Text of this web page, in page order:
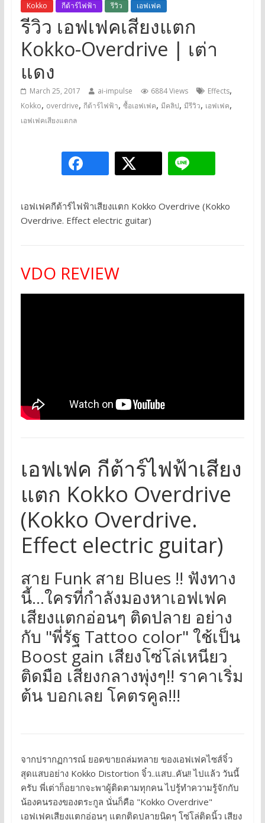
Kokko กีต้าร์ไฟฟ้า รีวิว เอฟเฟค
รีวิว เอฟเฟคเสียงแตก
Kokko-Overdrive | เต่า
แดง
March 25, 2017 ai-impulse 6884 Views Effects,
Kokko, overdrive, กีต้าร์ไฟฟ้า, ซื้อเอฟเฟค, มีคลิป, มีรีวิว, เอฟเฟค,
เอฟเฟคเสียงแตกล
เอฟเฟคกีต้าร์ไฟฟ้าเสียงแตก Kokko Overdrive (Kokko
Overdrive. Effect electric guitar)
VDO REVIEW
เอฟเฟค กีต้าร์ไฟฟ้าเสียง
แตก Kokko Overdrive
(Kokko Overdrive.
Effect electric guitar)
สาย Funk สาย Blues !! ฟังทาง
นี้...ใครที่กำลังมองหาเอฟเฟค
เสียงแตกอ่อนๆ ติดปลาย อย่าง
กับ "พี่รัฐ Tattoo color" ใช้เป็น
Boost gain เสียงโซ่โล่เหนียว
ติดมือ เสียงกลางพุ่งๆ!! ราคาเริ่ม
ต้น บอกเลย โคตรคูล!!!
จากปรากฏการณ์ ยอดขายถล่มทลาย ของเอฟเฟคไซส์จิ๋ว
สุดแสบอย่าง Kokko Distortion จิ๋ว..แสบ..คัน!! ไปแล้ว วันนี้
ครับ พี่เต่าก็อยากจะพาผู้ติดตามทุกคน ไปรู้ทำความรู้จักกับ
น้องคนรองของตระกูล นั่นก็คือ "Kokko Overdrive"
เอฟเฟคเสียงแตกอ่อนๆ แตกติดปลายนิดๆ โซ่โล่ติดนิ้ว เสียง